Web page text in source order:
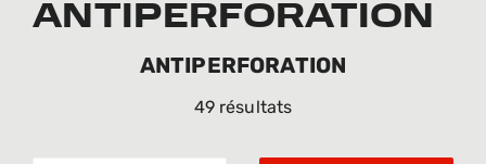
ANTIPERFORATION
ANTIPERFORATION
49 résultats